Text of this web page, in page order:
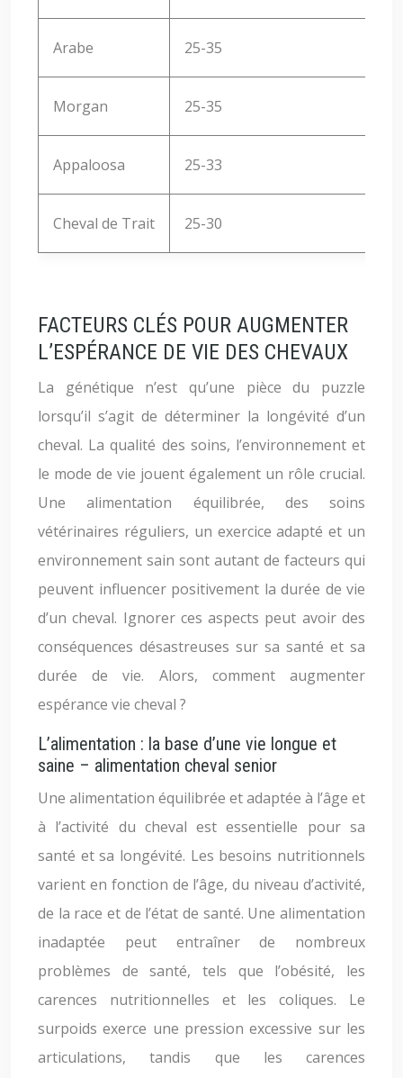
Arabe 25-35
Morgan 25-35
Appaloosa 25-33
Cheval de Trait 25-30
FACTEURS CLÉS POUR AUGMENTER
L’ESPÉRANCE DE VIE DES CHEVAUX
La génétique n’est qu’une pièce du puzzle
lorsqu’il s’agit de déterminer la longévité d’un
cheval. La qualité des soins, l’environnement et
le mode de vie jouent également un rôle crucial.
Une alimentation équilibrée, des soins
vétérinaires réguliers, un exercice adapté et un
environnement sain sont autant de facteurs qui
peuvent influencer positivement la durée de vie
d’un cheval. Ignorer ces aspects peut avoir des
conséquences désastreuses sur sa santé et sa
durée de vie. Alors, comment augmenter
espérance vie cheval ?
L’alimentation : la base d’une vie longue et
saine – alimentation cheval senior
Une alimentation équilibrée et adaptée à l’âge et
à l’activité du cheval est essentielle pour sa
santé et sa longévité. Les besoins nutritionnels
varient en fonction de l’âge, du niveau d’activité,
de la race et de l’état de santé. Une alimentation
inadaptée peut entraîner de nombreux
problèmes de santé, tels que l’obésité, les
carences nutritionnelles et les coliques. Le
surpoids exerce une pression excessive sur les
articulations, tandis que les carences